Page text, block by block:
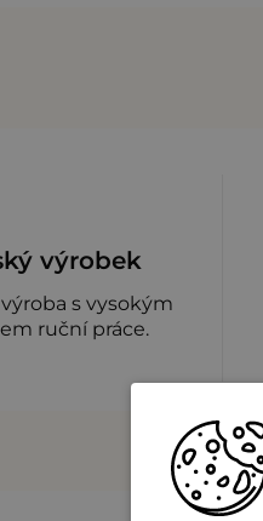
výrobek
s vysokým
ruční práce.